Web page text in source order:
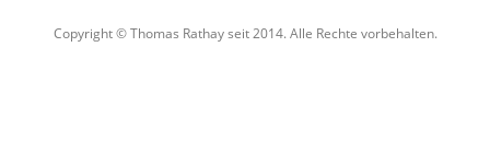
Copyright © Thomas Rathay seit 2014. Alle Rechte vorbehalten.